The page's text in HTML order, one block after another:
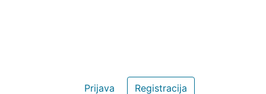
Registracija
Prijava